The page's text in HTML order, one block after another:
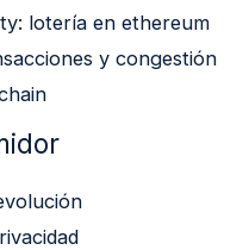
lotería en ethereum
y congestión